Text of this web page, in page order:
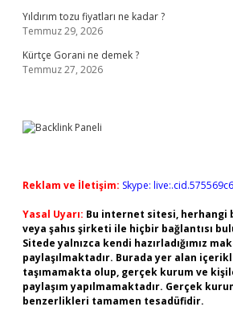
Yıldırım tozu fiyatları ne kadar ?
Temmuz 29, 2026
Kürtçe Gorani ne demek ?
Temmuz 27, 2026
Reklam ve İletişim: Skype:
Yasal Uyarı: Bu internet sitesi, herhangi
veya şahıs şirketi ile hiçbir bağlantısı
Sitede yalnızca kendi hazırladığımız
paylaşılmaktadır. Burada yer alan
taşımamakta olup, gerçek kurum ve
paylaşım yapılmamaktadır. Gerçek
benzerlikleri tamamen tesadüfidir.